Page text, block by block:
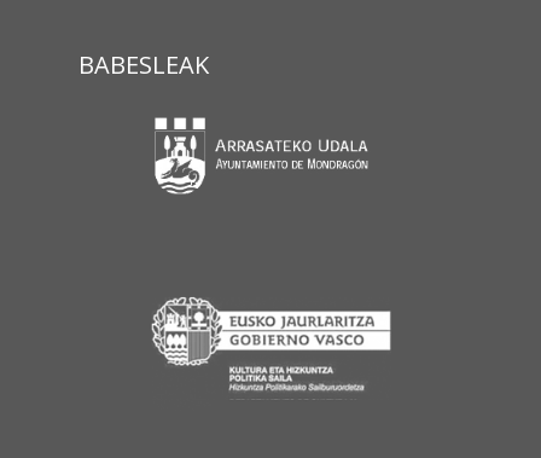
BABESLEAK